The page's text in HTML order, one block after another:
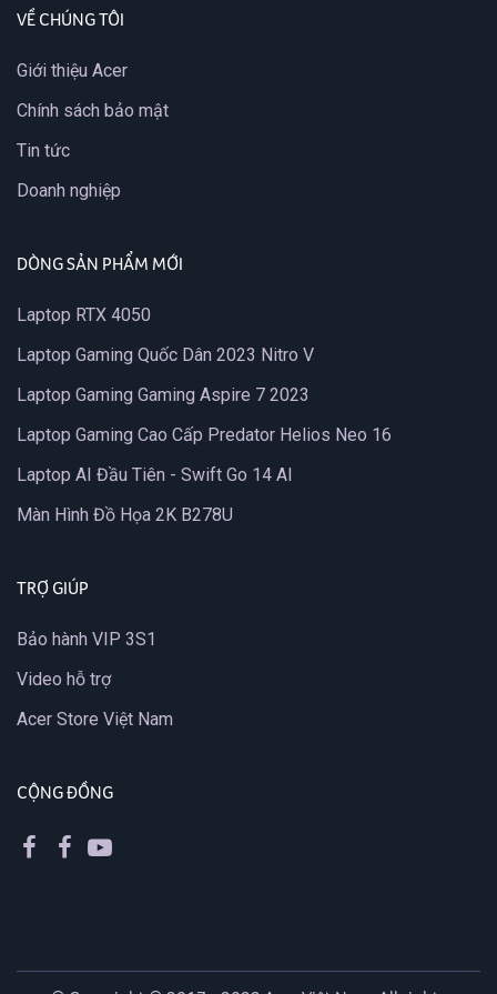
VỀ CHÚNG TÔI
Giới thiệu Acer
Chính sách bảo mật
Tin tức
Doanh nghiệp
DÒNG SẢN PHẨM MỚI
Laptop RTX 4050
Laptop Gaming Quốc Dân 2023 Nitro V
Laptop Gaming Gaming Aspire 7 2023
Laptop Gaming Cao Cấp Predator Helios Neo 16
Laptop AI Đầu Tiên - Swift Go 14 AI
Màn Hình Đồ Họa 2K B278U
TRỢ GIÚP
Bảo hành VIP 3S1
Video hỗ trợ
Acer Store Việt Nam
CỘNG ĐỒNG